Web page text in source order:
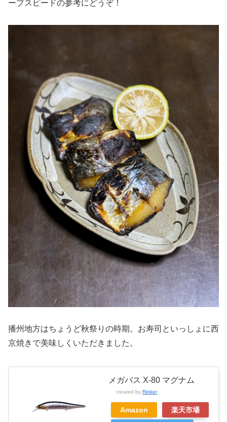
ーブスピードの参考にどうぞ！
播州地方はちょうど秋祭りの時期。お寿司といっしょに西
京焼きで美味しくいただきました。
メガバス X-80 マグナム
created by Rinker
Amazon 楽天市場